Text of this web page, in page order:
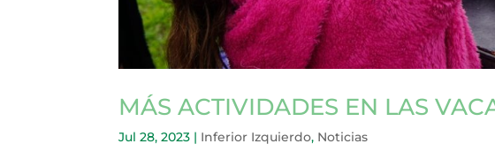
MÁS ACTIVIDADES EN LAS
Jul 28, 2023 | Inferior Izquierdo, Noticias